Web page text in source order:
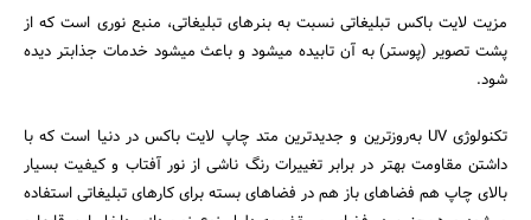
مزیت لایت باکس تبلیغاتی نسبت به بنر‎های تبلیغاتی، منبع نوری است که از
پشت تصویر (پوستر) به آن تابیده می‎شود و باعث می‎شود خدمات جذاب‎تر دیده
شود.
تکنولوژی UV به‌روزترین و جدیدترین متد چاپ لایت باکس در دنیا است که با
داشتن مقاومت بهتر در برابر تغییرات رنگ ناشی از نور آفتاب و کیفیت بسیار
بالای چاپ هم فضاهای باز هم در فضاهای بسته برای کارهای تبلیغاتی استفاده